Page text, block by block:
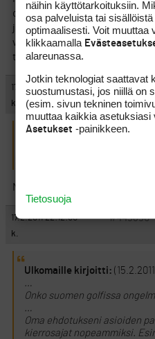
opiskelija-alennuksia, mutta
ja päätoimista ensimmäiseen
vastaan. Mitään helposti
tuosta kuitenkaan halua.
17.2.2011 21:35:00 #445889
kebax
Minusta tuo oli hauskaa
17.2.2011 22:12:00 #445890
k.
Ulkomaille kirjoitti:
…
Onko suomen golfissa
…
Oma ehdotukseni asioiden
kierrosajat nopeammiksi.
näihin käyttötarkoituksiin.
osa palveluista tai
optimaalisesti. Voit muuttaa
klikkaamalla
alareunassa.
Jotkin teknologiat saattavat
suostumustasi, jos niillä on
(esim. sivun tekninen
muuttaa kaikkia asetuksiasi
Asetukset -painikkeen.
Tietosuoja